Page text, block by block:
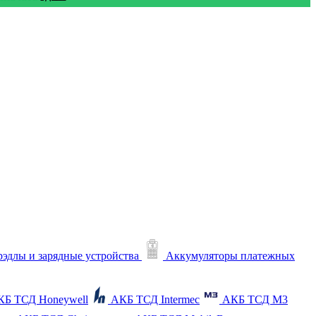
и зарядные устройства
Аккумуляторы платежных
ТСД Honeywell АКБ ТСД Intermec
АКБ ТСД M3